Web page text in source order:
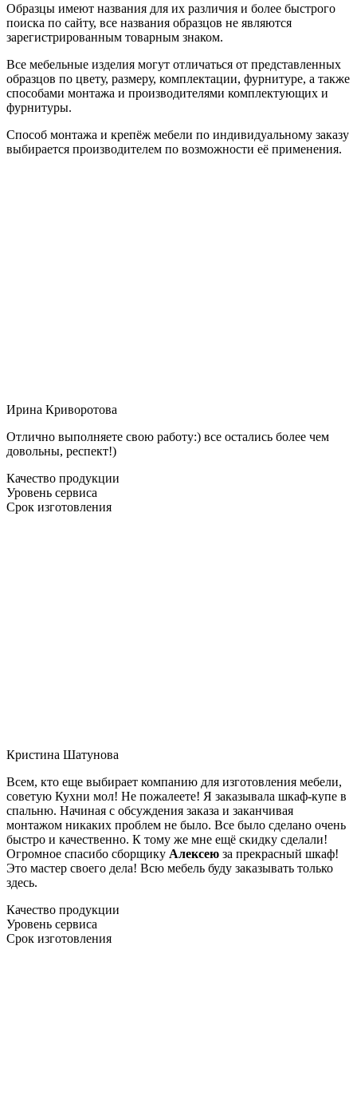
Образцы имеют названия для их различия и более быстрого
поиска по сайту, все названия образцов не являются
зарегистрированным товарным знаком.
Все мебельные изделия могут отличаться от представленных
образцов по цвету, размеру, комплектации, фурнитуре, а также
способами монтажа и производителями комплектующих и
фурнитуры.
Способ монтажа и крепёж мебели по индивидуальному заказу
выбирается производителем по возможности её применения.
Ирина Криворотова
Отлично выполняете свою работу:) все остались более чем
довольны, респект!)
Качество продукции
Уровень сервиса
Срок изготовления
Кристина Шатунова
Всем, кто еще выбирает компанию для изготовления мебели,
советую Кухни мол! Не пожалеете! Я заказывала шкаф-купе в
спальню. Начиная с обсуждения заказа и заканчивая
монтажом никаких проблем не было. Все было сделано очень
быстро и качественно. К тому же мне ещё скидку сделали!
Огромное спасибо сборщику Алексею за прекрасный шкаф!
Это мастер своего дела! Всю мебель буду заказывать только
здесь.
Качество продукции
Уровень сервиса
Срок изготовления